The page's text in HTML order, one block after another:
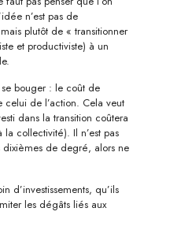
n’est pas de
plutôt de « transitionner
et productiviste) à un
bouger : le coût de
celui de l’action. Cela veut
dans la transition coûtera
collectivité). Il n’est pas
de degré, alors ne
d’investissements, qu’ils
les dégâts liés aux